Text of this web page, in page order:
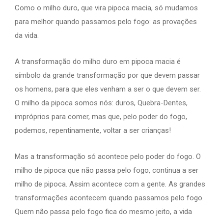
Como o milho duro, que vira pipoca macia, só mudamos
para melhor quando passamos pelo fogo: as provações
da vida.
A transformação do milho duro em pipoca macia é
símbolo da grande transformação por que devem passar
os homens, para que eles venham a ser o que devem ser.
O milho da pipoca somos nós: duros, Quebra-Dentes,
impróprios para comer, mas que, pelo poder do fogo,
podemos, repentinamente, voltar a ser crianças!
Mas a transformação só acontece pelo poder do fogo. O
milho de pipoca que não passa pelo fogo, continua a ser
milho de pipoca. Assim acontece com a gente. As grandes
transformações acontecem quando passamos pelo fogo.
Quem não passa pelo fogo fica do mesmo jeito, a vida